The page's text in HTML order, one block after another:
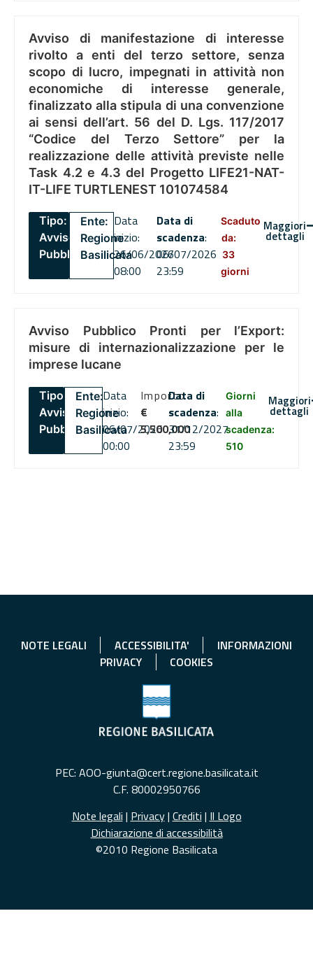
Avviso di manifestazione di interesse
rivolto a enti del terzo settore, senza
scopo di lucro, impegnati in attività non
economiche di interesse generale,
finalizzato alla stipula di una convenzione
ai sensi dell’art. 56 del D. Lgs. 117/2017
“Codice del Terzo Settore” per la
realizzazione delle attività previste nelle
Task 4.2 e 4.3 del Progetto LIFE21-NAT-
IT-LIFE TURTLENEST 101074584
Tipo:
Avviso
Pubblico
Ente:
Regione
Basilicata
Data
inizio:
26/06/2026
08:00
Data di
scadenza:
06/07/2026
23:59
Scaduto
da:
33
giorni
Maggiori
dettagli
Avviso Pubblico Pronti per l’Export:
misure di internazionalizzazione per le
imprese lucane
Tipo:
Avviso
Pubblico
Ente:
Regione
Basilicata
Data
inizio:
06/07/2026
00:00
Importo
€
5,500,000
Data di
scadenza:
31/12/2027
23:59
Giorni
alla
scadenza:
510
Maggiori
dettagli
NOTE LEGALI ACCESSIBILITA'
INFORMAZIONI
PRIVACY
COOKIES
PEC: AOO-giunta@cert.regione.basilicata.it
C.F. 80002950766
Note legali | Privacy| Crediti | Il Logo
Dichiarazione di accessibilità
©2010 Regione Basilicata